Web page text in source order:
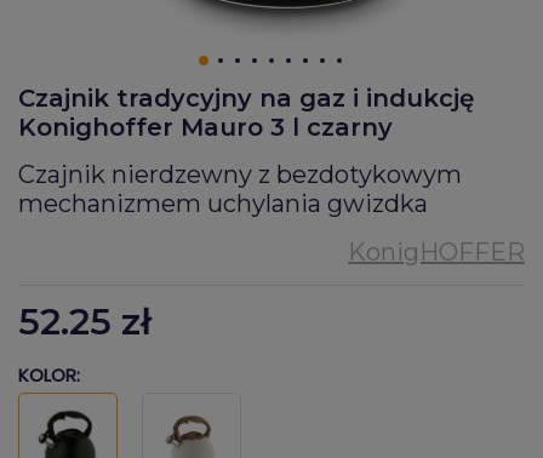
Czajnik tradycyjny na gaz i indukcję
Konighoffer Mauro 3 l czarny
Czajnik nierdzewny z bezdotykowym
mechanizmem uchylania gwizdka
52.25 zł
KOLOR: